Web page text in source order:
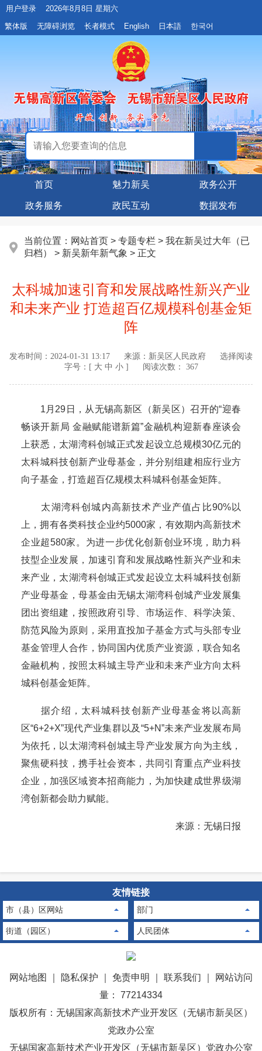
用户登录
2026年8月8日 星期六
繁体版
无障碍浏览 长者模式 English 日本語 한국어
首页 魅力新吴 政务公开
政务服务 政民互动 数据发布
当前位置： 网站首页 > 专题专栏 > 我在新吴过大年（已
归档）
> 新吴新年新气象 > 正文
太科城加速引育和发展战略性新兴产业
和未来产业 打造超百亿规模科创基金矩
阵
发布时间： 2024-01-31 13:17 来源： 新吴区人民政府
选择阅读
字号：[ 大 中 小] 阅读次数： 367
1月29日，从无锡高新区（新吴区）召开的“迎春
畅谈开新局 金融赋能谱新篇”金融机构迎新春座谈会
上获悉，太湖湾科创城正式发起设立总规模30亿元的
太科城科技创新产业母基金，并分别组建相应行业方
向子基金，打造超百亿规模太科城科创基金矩阵。
太湖湾科创城内高新技术产业产值占比90%以
上，拥有各类科技企业约5000家，有效期内高新技术
企业超580家。为进一步优化创新创业环境，助力科
技型企业发展，加速引育和发展战略性新兴产业和未
来产业，太湖湾科创城正式发起设立太科城科技创新
产业母基金，母基金由无锡太湖湾科创城产业发展集
团出资组建，按照政府引导、市场运作、科学决策、
防范风险为原则，采用直投加子基金方式与头部专业
基金管理人合作，协同国内优质产业资源，联合知名
金融机构，按照太科城主导产业和未来产业方向太科
城科创基金矩阵。
据介绍，太科城科技创新产业母基金将以高新
区“6+2+X”现代产业集群以及“5+N”未来产业发展布局
为依托，以太湖湾科创城主导产业发展方向为主线，
聚焦硬科技，携手社会资本，共同引育重点产业科技
企业，加强区域资本招商能力，为加快建成世界级湖
湾创新都会助力赋能。
来源：无锡日报
友情链接
市（县）区网站 部门
街道（园区） 人民团体
网站地图 隐私保护 免责申明 联系我们
网站访问
量： 77214334
版权所有：无锡国家高新技术产业开发区（无锡市新吴区）
党政办公室
无锡国家高新技术产业开发区（无锡市新吴区）党政办公室